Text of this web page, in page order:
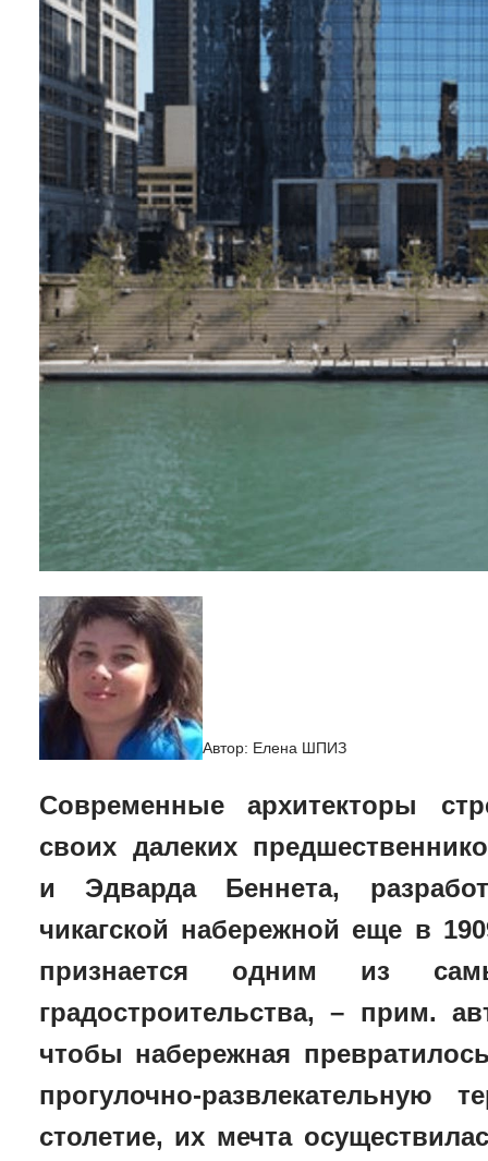
Автор: Елена ШПИЗ
Современные архитекторы
своих далеких
и Эдварда Беннета,
чикагской набережной еще в
признается одним из
градостроительства, – прим.
чтобы набережная
прогулочно-развлекательную
столетие, их мечта